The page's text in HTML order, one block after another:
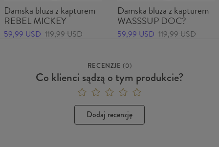
Damska bluza z kapturem
REBEL MICKEY
59,99 USD 119,99 USD
Damska bluza z kapturem
WASSSUP DOC?
59,99 USD 119,99 USD
RECENZJE (0)
Co klienci sądzą o tym produkcie?
Dodaj recenzję